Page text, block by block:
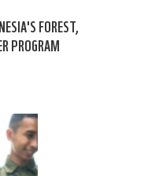
FOREST,
PROGRAM